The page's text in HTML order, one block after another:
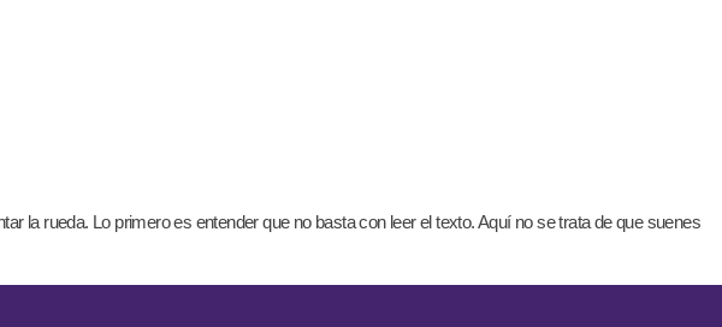
la rueda. Lo primero es entender que no basta con leer el texto. Aquí no se trata de que suenes